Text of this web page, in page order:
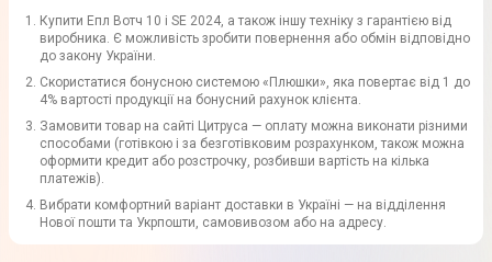
Купити Епл Вотч 10 і SE 2024, а також іншу техніку з гарантією від
виробника. Є можливість зробити повернення або обмін відповідно
до закону України.
Скористатися бонусною системою «Плюшки», яка повертає від 1 до
4% вартості продукції на бонусний рахунок клієнта.
Замовити товар на сайті Цитруса — оплату можна виконати різними
способами (готівкою і за безготівковим розрахунком, також можна
оформити кредит або розстрочку, розбивши вартість на кілька
платежів).
Вибрати комфортний варіант доставки в Україні — на відділення
Нової пошти та Укрпошти, самовивозом або на адресу.